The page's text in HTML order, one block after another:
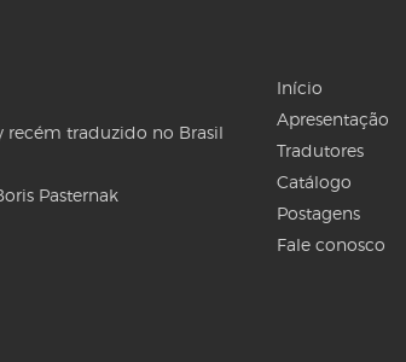
recém traduzido no Brasil
Pasternak
Início
Apresentação
Tradutores
Catálogo
Postagens
Fale conosco